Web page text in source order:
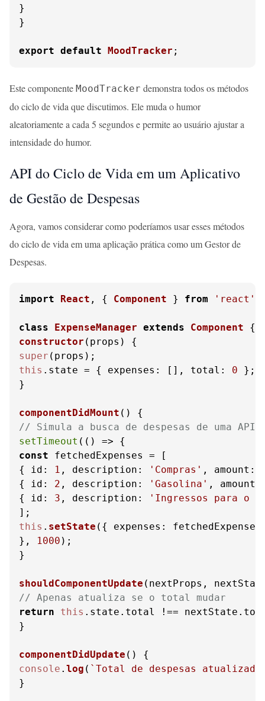
}
}
export default MoodTracker ;
Este componente MoodTracker demonstra todos os métodos
do ciclo de vida que discutimos. Ele muda o humor
aleatoriamente a cada 5 segundos e permite ao usuário ajustar a
intensidade do humor.
API do Ciclo de Vida em um Aplicativo
de Gestão de Despesas
Agora, vamos considerar como poderíamos usar esses métodos
do ciclo de vida em uma aplicação prática como um Gestor de
Despesas.
import React , { Component } from 'react'
class ExpenseManager extends Component
constructor ( props
super
this . state = { expenses : [], total : 0 };
}
componentDidMount (
// Simula a busca de despesas de uma API
setTimeout ( () =>
const fetchedExpenses = [
{ id : 1 , description : 'Compras' , amount :
{ id : 2 , description : 'Gasolina' , amount
{ id : 3 , description :
'Ingressos para o
this . setState ({ expenses :
},
1000 );
}
shouldComponentUpdate ( nextProps,
// Apenas atualiza se o total mudar
return
this . state . total !== nextState.
}
componentDidUpdate (
console . log ( `Total de despesas
}